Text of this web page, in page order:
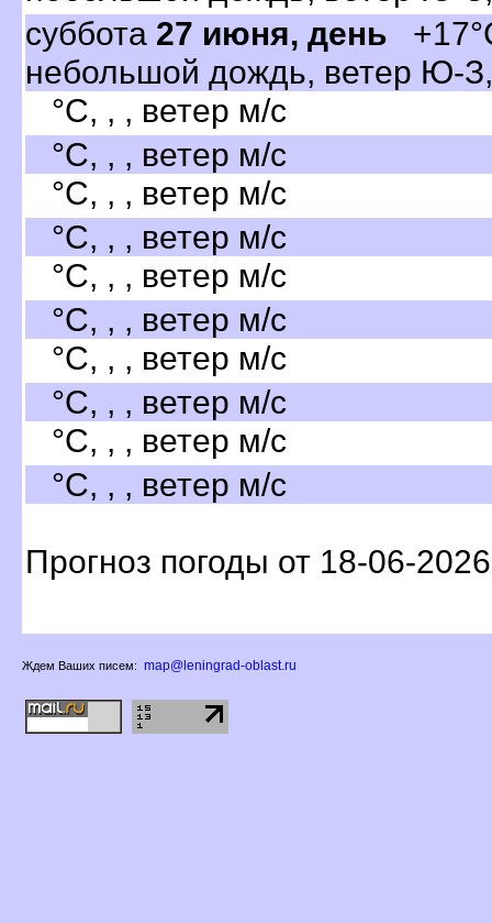
суббота 27 июня, день
небольшой дождь, ветер Ю-
°C, , , ветер м/с
°C, , , ветер м/с
°C, , , ветер м/с
°C, , , ветер м/с
°C, , , ветер м/с
°C, , , ветер м/с
°C, , , ветер м/с
°C, , , ветер м/с
°C, , , ветер м/с
°C, , , ветер м/с
Прогноз погоды от 18-06-
Ждем Ваших писем: map@leningrad-oblast.ru